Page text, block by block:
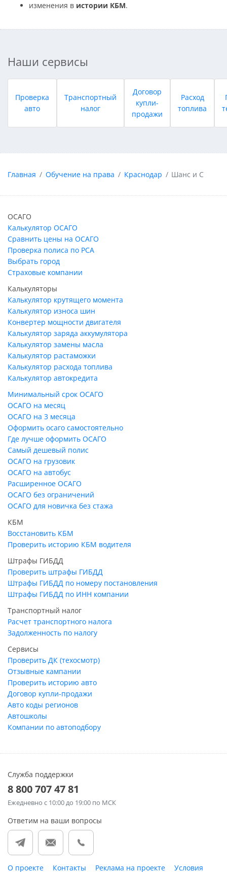
изменения в истории КБМ.
Наши сервисы
Проверка
авто
Транспортный
налог
Договор
купли-
продажи
Расход
топлива
Главная Обучение на права Краснодар Шанс и С
ОСАГО
Калькулятор ОСАГО
Сравнить цены на ОСАГО
Проверка полиса по РСА
Выбрать город
Страховые компании
Калькуляторы
Калькулятор крутящего момента
Калькулятор износа шин
Конвертер мощности двигателя
Калькулятор заряда аккумулятора
Калькулятор замены масла
Калькулятор растаможки
Калькулятор расхода топлива
Калькулятор автокредита
Минимальный срок ОСАГО
ОСАГО на месяц
ОСАГО на 3 месяца
Оформить осаго самостоятельно
Где лучше оформить ОСАГО
Самый дешевый полис
ОСАГО на грузовик
ОСАГО на автобус
Расширенное ОСАГО
ОСАГО без ограничений
ОСАГО для новичка без стажа
КБМ
Восстановить КБМ
Проверить историю КБМ водителя
Штрафы ГИБДД
Проверить штрафы ГИБДД
Штрафы ГИБДД по номеру постановления
Штрафы ГИБДД по ИНН компании
Транспортный налог
Расчет транспортного налога
Задолженность по налогу
Сервисы
Проверить ДК (техосмотр)
Отзывные кампании
Проверить историю авто
Договор купли-продажи
Авто коды регионов
Автошколы
Компании по автоподбору
Служба поддержки
8 800 707 47 81
Ежедневно с 10:00 до 19:00 по МСК
Ответим на ваши вопросы
О проекте Контакты Реклама на проекте Условия